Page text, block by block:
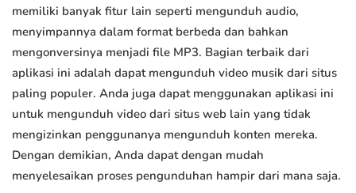
memiliki banyak fitur lain seperti mengunduh audio,
menyimpannya dalam format berbeda dan bahkan
mengonversinya menjadi file MP3. Bagian terbaik dari
aplikasi ini adalah dapat mengunduh video musik dari situs
paling populer. Anda juga dapat menggunakan aplikasi ini
untuk mengunduh video dari situs web lain yang tidak
mengizinkan penggunanya mengunduh konten mereka.
Dengan demikian, Anda dapat dengan mudah
menyelesaikan proses pengunduhan hampir dari mana saja.